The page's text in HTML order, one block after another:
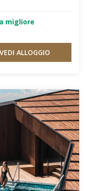
migliore
VEDI ALLOGGIO